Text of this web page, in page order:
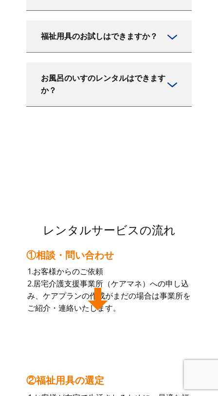
福祉用具のお試しはできますか？
お風呂のいすのレンタルはできます
か？
レンタルサービスの流れ
1.お客様からのご依頼
2.居宅介護支援事業所（ケアマネ）への申し込
み、ケアプランの作成がまだの場合は事業所を
ご紹介・連絡いたします。
①相談・問い合わせ
②福祉用具の選定